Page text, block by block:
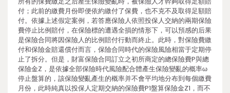
付；此前的繳費月份即便依約繳付了保費，也不克不及取得足額賠
付。依據上述假定案例，若答應保險人依照投保人交納的兩期保險
費停止比例賠付，在保險標的遭遇全損的情形下，可以預感的后果
是保險合同將因保險人的比例賠付行動而終止。此時，對保險費繳
付和保險金賠還償付而言，保險合同時代的保險風險相當于定期停
止了拆分。但是，財富保險合同訂立之初所商定的總保險費P與總
保險金Z，是依據全部保險時代風險配合體產生保險變亂的概率ω
停止盤算的，該保險變亂產生的概率并不會平均地分布到每個繳費
月份，此時純真以投保人定期交納的保險費P1盤算保險金Z1，而不